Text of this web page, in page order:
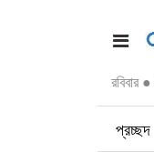
রবিবার ●
প্রচ্ছদ